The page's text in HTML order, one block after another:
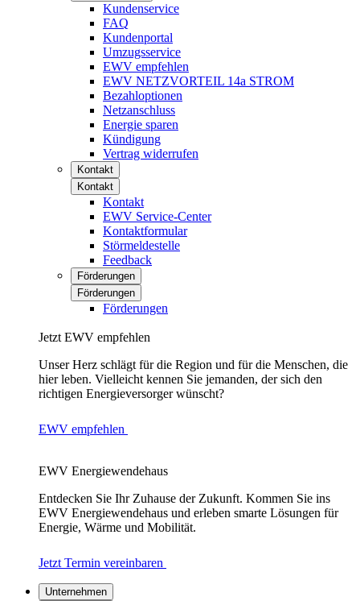
Kundenservice
FAQ
Kundenportal
Umzugsservice
EWV empfehlen
EWV NETZVORTEIL 14a STROM
Bezahloptionen
Netzanschluss
Energie sparen
Kündigung
Vertrag widerrufen
Kontakt
Kontakt
Kontakt
EWV Service-Center
Kontaktformular
Störmeldestelle
Feedback
Förderungen
Förderungen
Förderungen
Jetzt EWV empfehlen
Unser Herz schlägt für die Region und für die Menschen, die
hier leben. Vielleicht kennen Sie jemanden, der sich den
richtigen Energieversorger wünscht?
EWV empfehlen
EWV Energiewendehaus
Entdecken Sie Ihr Zuhause der Zukunft. Kommen Sie ins
EWV Energiewendehaus und erleben smarte Lösungen für
Energie, Wärme und Mobilität.
Jetzt Termin vereinbaren
Unternehmen